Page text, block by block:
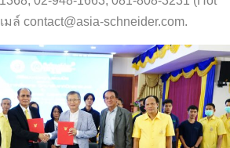
มล์ contact@asia-schneider.com.